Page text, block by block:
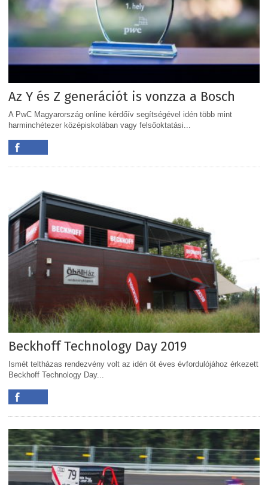
Az Y és Z generációt is vonzza a Bosch
A PwC Magyarország online kérdőív segítségével idén több mint
harminchétezer középiskolában vagy felsőoktatási...
Beckhoff Technology Day 2019
Ismét teltházas rendezvény volt az idén öt éves évfordulójához érkezett
Beckhoff Technology Day...